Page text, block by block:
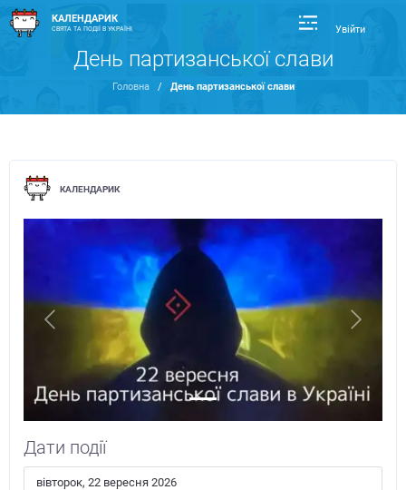
КАЛЕНДАРИК
СВЯТА ТА ПОДІЇ В УКРАЇНІ Увійти
День партизанської слави
Головна / День партизанської слави
КАЛЕНДАРИК
Previous Next
Дати події
вівторок, 22 вересня 2026